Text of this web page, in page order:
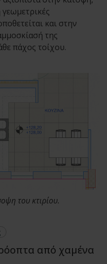
και στην
της
πάχος τοίχου.
του κτιρίου.
από χαμένα